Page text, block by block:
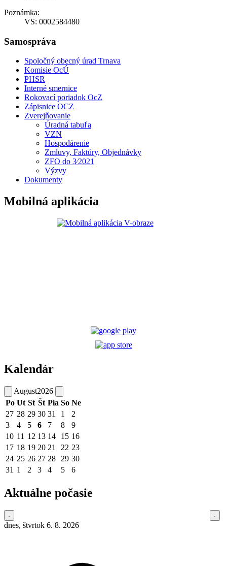
Poznámka:
VS: 0002584480
Samospráva
Spoločný obecný úrad Trnava
Komisie OcÚ
PHSR
Interné smernice
Rokovací poriadok OcZ
Zápisnice OCZ
Zverejňovanie
Úradná tabuľa
VZN
Hospodárenie
Zmluvy, Faktúry, Objednávky
ZFO do 3⁄2021
Výzvy
Dokumenty
Mobilná aplikácia
Kalendár
August2026
Po Ut St Št Pia So Ne
27 28 29 30 31 1
2
3
4 5 6 7 8
9
10 11 12 13 14 15 16
17 18 19 20 21 22 23
24 25 26 27 28 29 30
31 1 2 3 4 5 6
Aktuálne počasie
dnes, štvrtok 6. 8. 2026